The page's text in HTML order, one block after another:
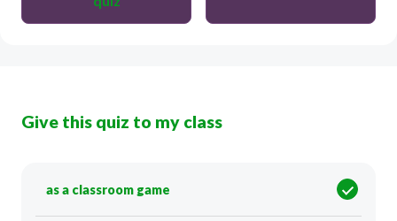
Give this quiz to my class
as a classroom game